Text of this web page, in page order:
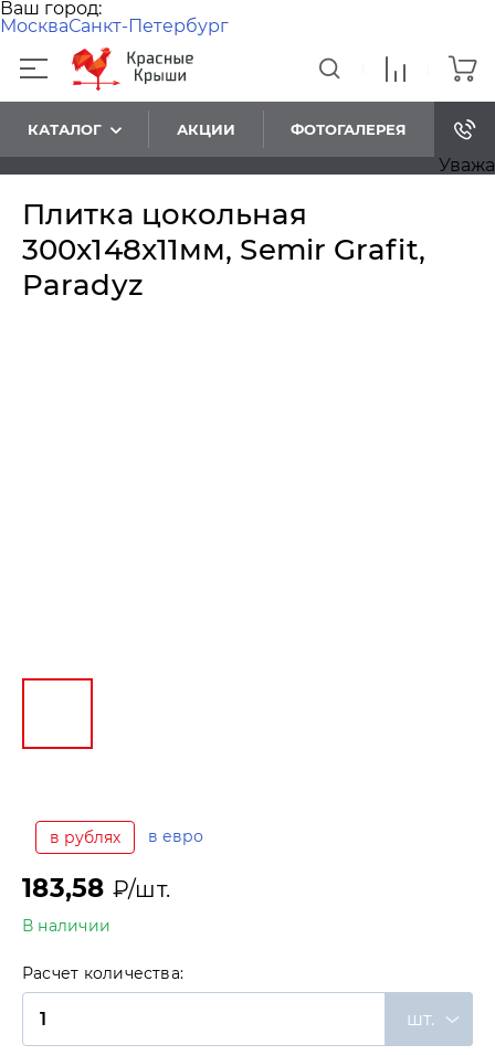
Ваш город:
МоскваСанкт-Петербург
КАТАЛОГ АКЦИИ ФОТОГАЛЕРЕЯ
Плитка цокольная
300x148x11мм, Semir Grafit,
Paradyz
в рублях в евро
183,58 ₽/шт.
В наличии
Расчет количества:
шт.